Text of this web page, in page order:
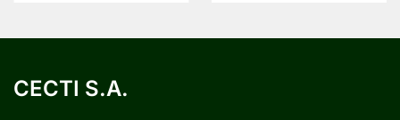
CECTI S.A.